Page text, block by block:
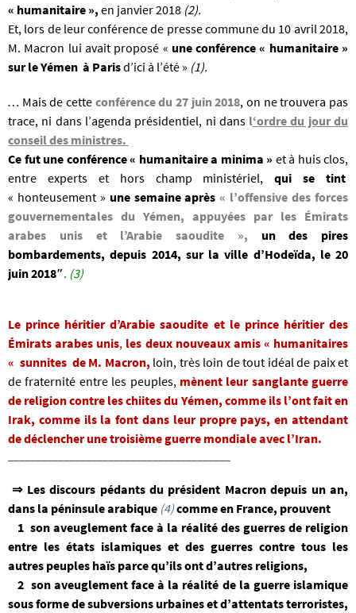
« humanitaire », en janvier 2018 (2).
Et, lors de leur conférence de presse commune du 10 avril 2018,
M. Macron lui avait proposé « une conférence « humanitaire »
sur le Yémen à Parisd’ici à l’été » (1).
… Mais de cette conférence du 27 juin 2018, on netrouvera pas
trace, ni dans l’agenda présidentiel, ni dans l‘ordre du jour du
conseil des ministres.
Ce fut une conférence « humanitaire a minima » et à huis clos,
entre experts et hors champ ministériel, qui se tint
« honteusement » une semaine après « l’offensive des forces
gouvernementales du Yémen, appuyées par les Émirats
arabes unis et l’Arabie saoudite », un des pires
bombardements, depuis 2014, sur la ville d’Hodeïda, le 20
juin 2018″. (3)
Le prince héritier d’Arabie saoudite et le prince héritier des
Émirats arabes unis, les deux nouveaux amis « humanitaires
« sunnites de M. Macron, loin, très loin de tout idéal de paix et
de fraternité entre les peuples, mènent leur sanglante guerre
de religion contre les chiites du Yémen, comme ils l’ont fait en
Irak, comme ils la font dans leur propre pays, en attendant
de déclencher une troisième guerre mondiale avec l’Iran.
⇒ Les discours pédants du président Macron depuis un an,
dans la péninsule arabique (4)commeen France, prouvent
1 son aveuglement face à la réalité des guerres de religion
entre les états islamiques et des guerres contre tous les
autres peuples haïs parce qu’ils ont d’autres religions,
2 son aveuglement face à la réalité de la guerre islamique
sous forme de subversions urbaines et d’attentats terroristes,